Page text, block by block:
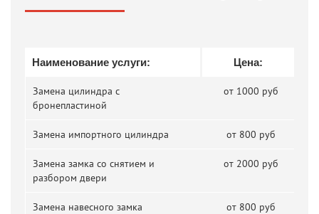
Наименование услуги: Цена:
Замена цилиндра с
бронепластиной
от 1000 руб
Замена импортного цилиндра от 800 руб
Замена замка со снятием и
разбором двери
от 2000 руб
Замена навесного замка от 800 руб